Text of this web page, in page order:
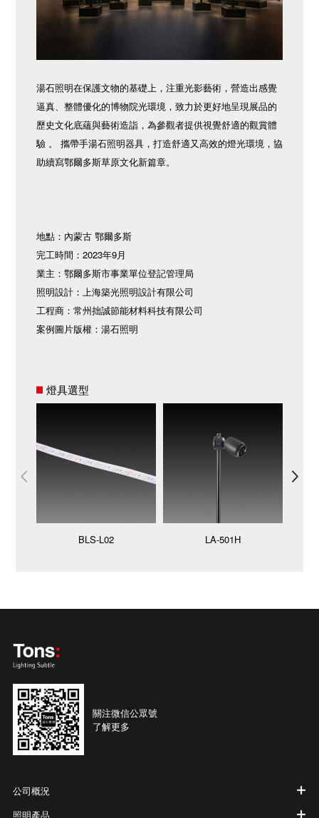
湯石照明在保護文物的基礎上，注重光影藝術，營造出感覺
逼真、整體優化的博物院光環境，致力於更好地呈現展品的
歷史文化底蘊與藝術造詣，為參觀者提供視覺舒適的觀賞體
驗 。 攜帶手湯石照明器具，打造舒適又高效的燈光環境，協
助續寫鄂爾多斯草原文化新篇章。
地點：內蒙古 鄂爾多斯
完工時間：2023年9月
業主：鄂爾多斯市事業單位登記管理局
照明設計：上海築光照明設計有限公司
工程商：常州拙誠節能材料科技有限公司
案例圖片版權：湯石照明
燈具選型
BLS-L02 LA-501H
關注微信公眾號
了解更多
公司概況
照明產品